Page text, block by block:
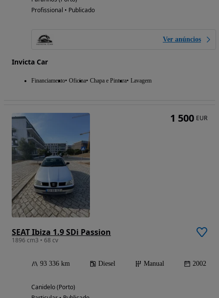
Profissional • Publicado
Ver anúncios
Invicta Car
Financiamento Oficina Chapa e Pintura Lavagem
SEAT Ibiza 1.9 SDi Passion
1896 cm3 • 68 cv
93 336 km Diesel Manual 2002
Canidelo (Porto)
1 500 EUR